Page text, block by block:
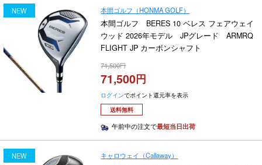
NEW 本間ゴルフ（HONMA GOLF）
本間ゴルフ BERES 10 ベレス フェアウェイ
ウッド 2026年モデル JPグレード ARMRQ
FLIGHT JP カーボンシャフト
71,500
71,500
ログインでポイント還元率を表示
送料無料
午前中の注文で最短当日出荷
NEW キャロウェイ（Callaway）